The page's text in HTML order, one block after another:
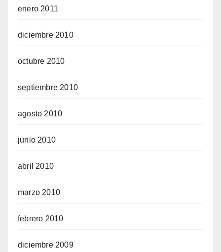
enero 2011
diciembre 2010
octubre 2010
septiembre 2010
agosto 2010
junio 2010
abril 2010
marzo 2010
febrero 2010
diciembre 2009